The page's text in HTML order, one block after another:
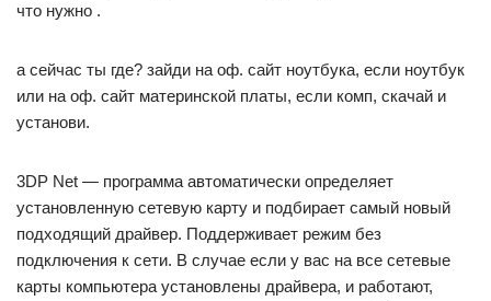
что нужно .
а сейчас ты где? зайди на оф. сайт ноутбука, если ноутбук
или на оф. сайт материнской платы, если комп, скачай и
установи.
3DP Net — программа автоматически определяет
установленную сетевую карту и подбирает самый новый
подходящий драйвер. Поддерживает режим без
подключения к сети. В случае если у вас на все сетевые
карты компьютера установлены драйвера, и работают,